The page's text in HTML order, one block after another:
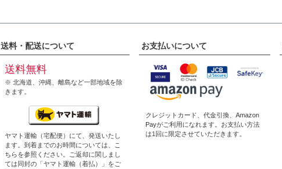
送料・配送について
送料無料
※ 北海道、沖縄、離島など一部地域を除
きます。
ヤマト運輸（宅配便）にて、発送いたし
ます。到着までのお時間については、
こ
ちらを参照ください。ご返却に関しまし
ては同封の「ヤマト運輸（着払）」をご
お支払いについて
クレジットカード、代金引換、Amazon
Payがご利用になれます。お支払い方法
は1回に限定させていただきます。